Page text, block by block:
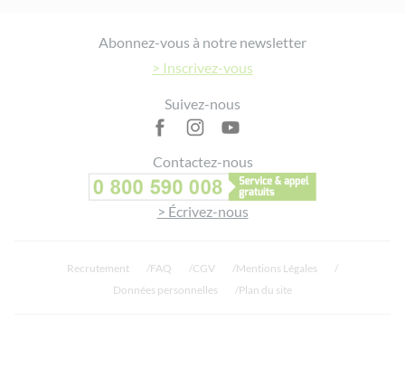
Abonnez-vous à notre newsletter
> Inscrivez-vous
Suivez-nous
Contactez-nous
> Écrivez-nous
Recrutement FAQ CGV
Mentions Légales
Données personnelles
Plan du site